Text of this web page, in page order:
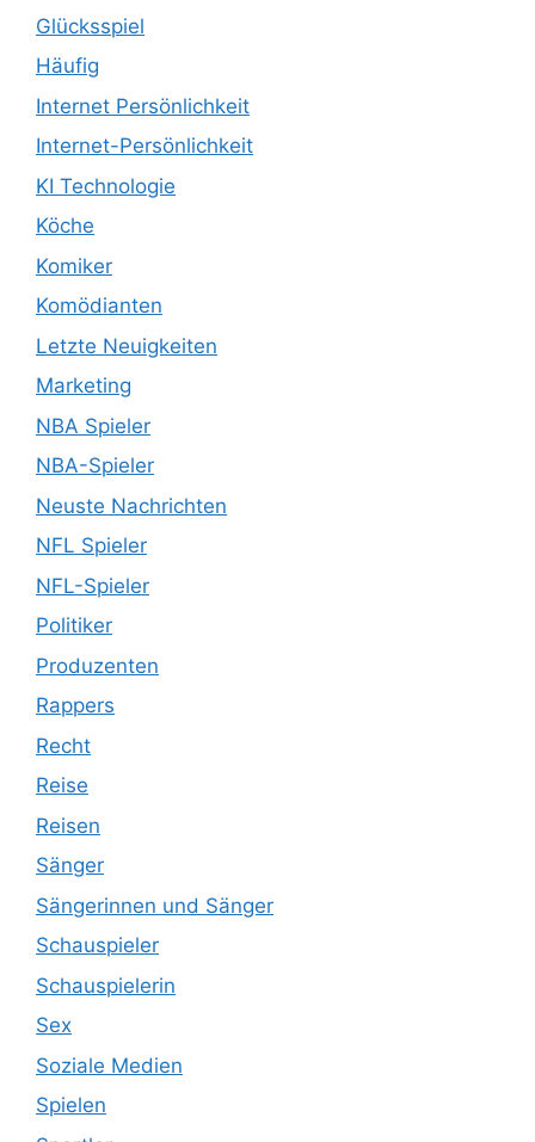
Glücksspiel
Häufig
Internet Persönlichkeit
Internet-Persönlichkeit
KI Technologie
Köche
Komiker
Komödianten
Letzte Neuigkeiten
Marketing
NBA Spieler
NBA-Spieler
Neuste Nachrichten
NFL Spieler
NFL-Spieler
Politiker
Produzenten
Rappers
Recht
Reise
Reisen
Sänger
Sängerinnen und Sänger
Schauspieler
Schauspielerin
Sex
Soziale Medien
Spielen